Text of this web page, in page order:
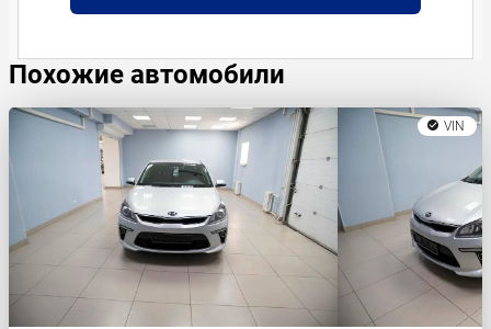
Похожие автомобили
VIN